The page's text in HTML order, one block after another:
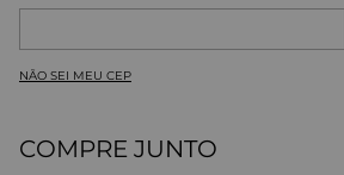
NÃO SEI MEU CEP
COMPRE JUNTO